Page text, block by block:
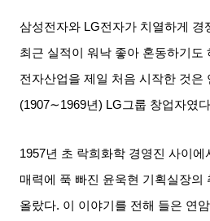
삼성전자와 LG전자가 치열하게 경
최근 실적이 워낙 좋아 혼동하기도
전자산업을 제일 처음 시작한 것은
(1907∼1969년) LG그룹 창업자였다
1957년 초 락희화학 경영진 사이에
매력에 푹 빠진 윤욱현 기획실장의
올랐다. 이 이야기를 전해 들은 연